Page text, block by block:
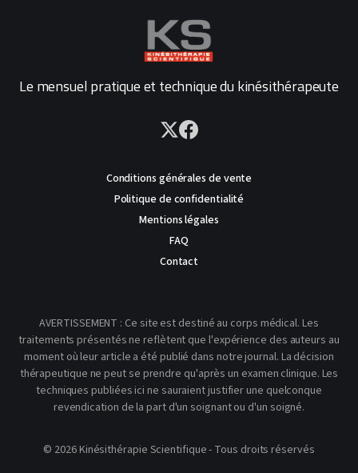
Le mensuel pratique et technique du kinésithérapeute
Conditions générales de vente
Politique de confidentialité
Mentions légales
FAQ
Contact
AVERTISSEMENT : Ce site est destiné au corps médical. Les
traitements présentés ne reflètent que l'expérience des auteurs au
moment où leur article a été publié dans notre journal. La décision
thérapeutique ne peut se prendre qu'après un examen clinique. Les
techniques publiées ici ne sauraient justifier une quelconque
revendication de la part d'un soignant ou d'un soigné.
© 2026 Kinésithérapie Scientifique - Tous droits réservés